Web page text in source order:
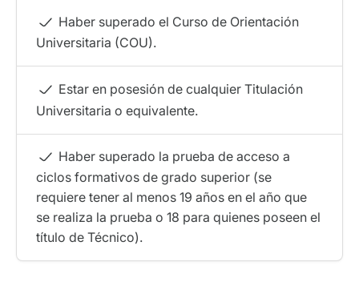
Haber superado el Curso de Orientación
Universitaria (COU).
Estar en posesión de cualquier Titulación
Universitaria o equivalente.
Haber superado la prueba de acceso a
ciclos formativos de grado superior (se
requiere tener al menos 19 años en el año que
se realiza la prueba o 18 para quienes poseen el
título de Técnico).